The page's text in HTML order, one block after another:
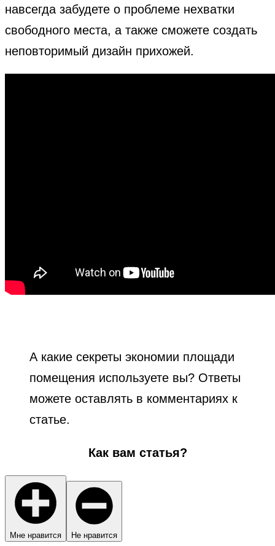
навсегда забудете о проблеме нехватки
свободного места, а также сможете создать
неповторимый дизайн прихожей.
А какие секреты экономии площади
помещения используете вы? Ответы
можете оставлять в комментариях к
статье.
Как вам статья?
Мне нравится Не нравится